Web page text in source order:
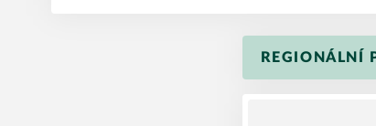
REGIONÁLNÍ